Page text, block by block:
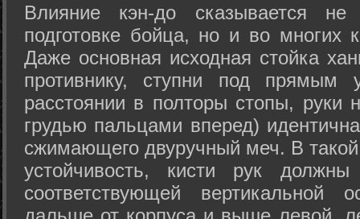
Влияние кэн-до сказывается не
подготовке бойца, но и во многих
Даже основная исходная стойка
противнику, ступни под прямым
расстоянии в полторы стопы, руки
грудью пальцами вперед)
сжимающего двуручный меч. В
устойчивость, кисти рук
соответствующей